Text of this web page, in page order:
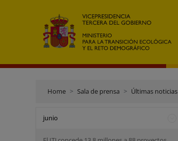
Home Sala de prensa Últimas noticias
junio